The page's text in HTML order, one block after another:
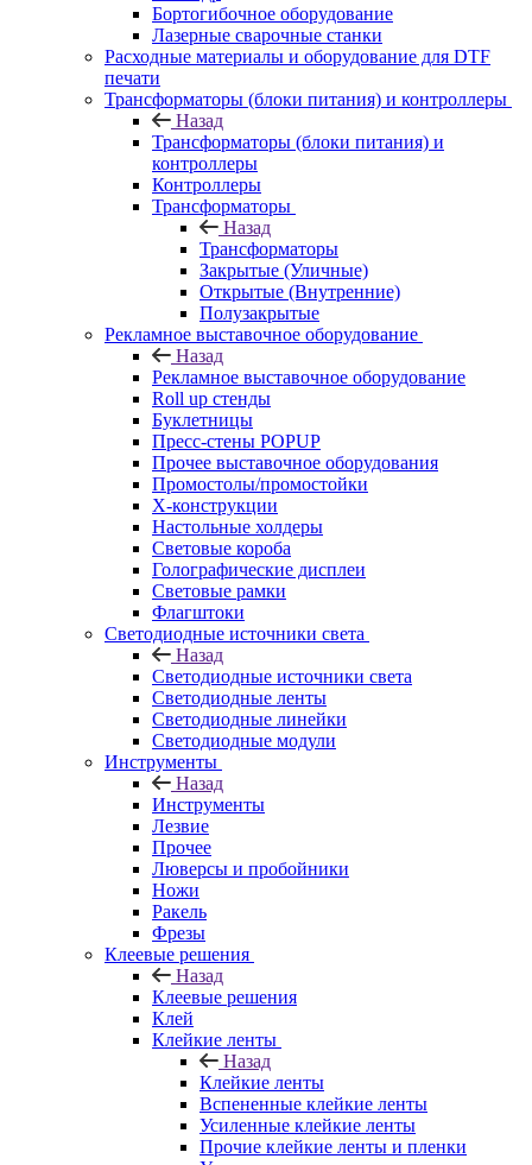
Бортогибочное оборудование
Лазерные сварочные станки
Расходные материалы и оборудование для DTF
печати
Трансформаторы (блоки питания) и контроллеры
Назад
Трансформаторы (блоки питания) и
контроллеры
Контроллеры
Трансформаторы
Назад
Трансформаторы
Закрытые (Уличные)
Открытые (Внутренние)
Полузакрытые
Рекламное выставочное оборудование
Назад
Рекламное выставочное оборудование
Roll up стенды
Буклетницы
Пресс-стены POPUP
Прочее выставочное оборудования
Промостолы/промостойки
Х-конструкции
Настольные холдеры
Световые короба
Голографические дисплеи
Световые рамки
Флагштоки
Светодиодные источники света
Назад
Светодиодные источники света
Светодиодные ленты
Светодиодные линейки
Светодиодные модули
Инструменты
Назад
Инструменты
Лезвие
Прочее
Люверсы и пробойники
Ножи
Ракель
Фрезы
Клеевые решения
Назад
Клеевые решения
Клей
Клейкие ленты
Назад
Клейкие ленты
Вспененные клейкие ленты
Усиленные клейкие ленты
Прочие клейкие ленты и пленки